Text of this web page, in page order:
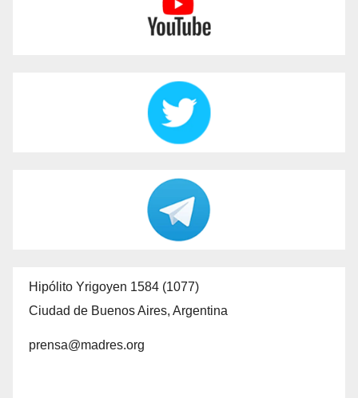
Hipólito Yrigoyen 1584 (1077)
Ciudad de Buenos Aires, Argentina
prensa@madres.org